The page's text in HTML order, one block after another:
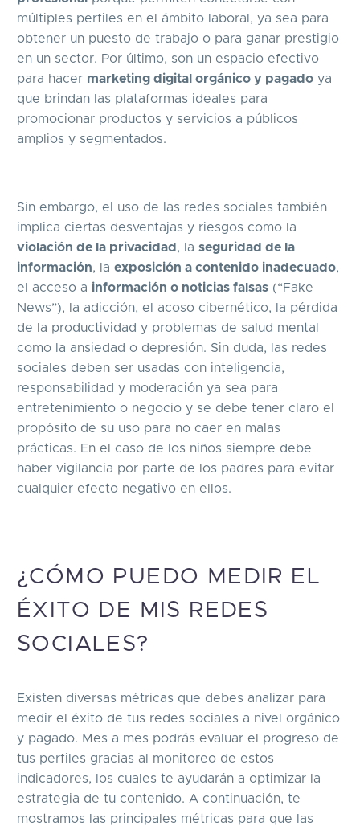
múltiples perfiles en el ámbito laboral, ya sea para
obtener un puesto de trabajo o para ganar prestigio
en un sector. Por último, son un espacio efectivo
para hacer marketing digital orgánico y pagado ya
que brindan las plataformas ideales para
promocionar productos y servicios a públicos
amplios y segmentados.
Sin embargo, el uso de las redes sociales también
implica ciertas desventajas y riesgos como la
violación de la privacidad , la seguridad de la
información, la exposición a contenido inadecuado,
el acceso a información o noticias falsas (“Fake
News”), la adicción, el acoso cibernético, la pérdida
de la productividad y problemas de salud mental
como la ansiedad o depresión. Sin duda, las redes
sociales deben ser usadas con inteligencia,
responsabilidad y moderación ya sea para
entretenimiento o negocio y se debe tener claro el
propósito de su uso para no caer en malas
prácticas. En el caso de los niños siempre debe
haber vigilancia por parte de los padres para evitar
cualquier efecto negativo en ellos.
¿CÓMO PUEDO MEDIR EL
ÉXITO DE MIS REDES
SOCIALES?
Existen diversas métricas que debes analizar para
medir el éxito de tus redes sociales a nivel orgánico
y pagado. Mes a mes podrás evaluar el progreso de
tus perfiles gracias al monitoreo de estos
indicadores, los cuales te ayudarán a optimizar la
estrategia de tu contenido. A continuación, te
mostramos las principales métricas para que las